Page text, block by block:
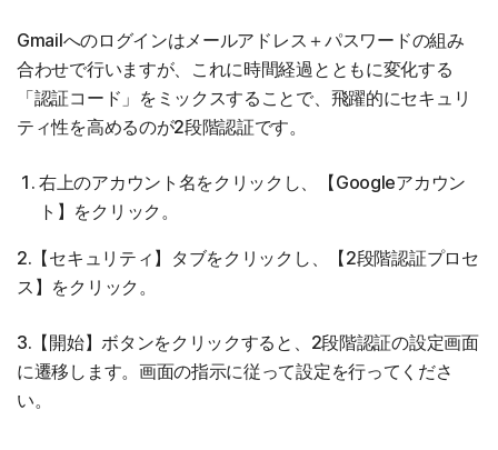
Gmailへのログインはメールアドレス＋パスワードの組み
合わせで行いますが、これに時間経過とともに変化する
「認証コード」をミックスすることで、飛躍的にセキュリ
ティ性を高めるのが2段階認証です。
右上のアカウント名をクリックし、【Googleアカウン
ト】をクリック。
2.【セキュリティ】タブをクリックし、【2段階認証プロセ
ス】をクリック。
3.【開始】ボタンをクリックすると、2段階認証の設定画面
に遷移します。画面の指示に従って設定を行ってくださ
い。